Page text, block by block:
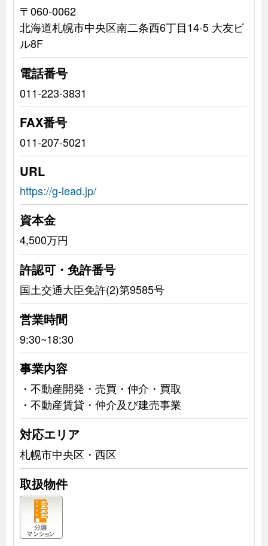
〒060-0062
北海道札幌市中央区南二条西6丁目14-5 大友ビ
ル8F
電話番号
011-223-3831
FAX番号
011-207-5021
URL
https://g-lead.jp/
資本金
4,500万円
許認可・免許番号
国土交通大臣免許(2)第9585号
営業時間
9:30~18:30
事業内容
・不動産開発・売買・仲介・買取
・不動産賃貸・仲介及び建売事業
対応エリア
札幌市中央区・西区
取扱物件